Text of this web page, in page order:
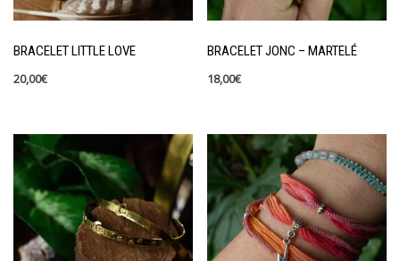
BRACELET LITTLE LOVE
20,00€
BRACELET JONC – MARTELÉ
18,00€